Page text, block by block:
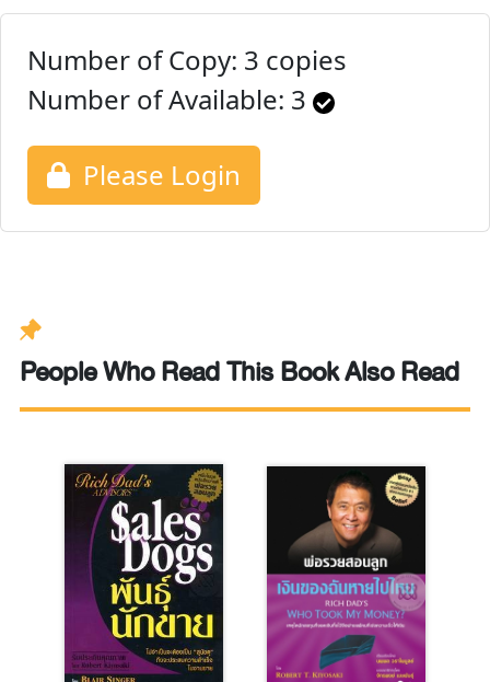
Number of Copy: 3 copies
Number of Available: 3
Please Login
People Who Read This Book Also Read